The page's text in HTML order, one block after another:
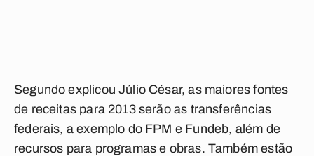
Segundo explicou Júlio César, as maiores fontes
de receitas para 2013 serão as transferências
federais, a exemplo do FPM e Fundeb, além de
recursos para programas e obras. Também estão